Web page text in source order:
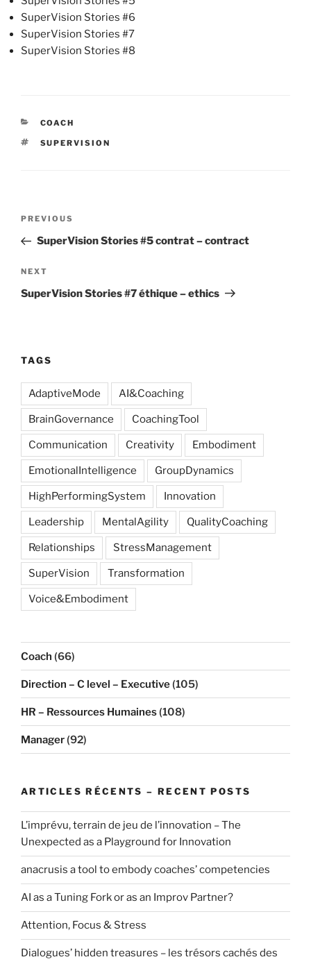
SuperVision Stories #6
SuperVision Stories #7
SuperVision Stories #8
CATEGORIES
COACH
TAGS
SUPERVISION
Previous
Post
PREVIOUS
SuperVision Stories #5 contrat – contract
Next
Post
NEXT
SuperVision Stories #7 éthique – ethics
TAGS
AdaptiveMode AI&Coaching
BrainGovernance CoachingTool
Communication Creativity Embodiment
EmotionalIntelligence GroupDynamics
HighPerformingSystem Innovation
Leadership MentalAgility QualityCoaching
Relationships StressManagement
SuperVision Transformation
Voice&Embodiment
Coach (66)
Direction – C level – Executive(105)
HR – Ressources Humaines(108)
Manager(92)
ARTICLES RÉCENTS – RECENT POSTS
L’imprévu, terrain de jeu de l’innovation – The
Unexpected as a Playground for Innovation
anacrusis a tool to embody coaches’ competencies
AI as a Tuning Fork or as an Improv Partner?
Attention, Focus & Stress
Dialogues’ hidden treasures – les trésors cachés des